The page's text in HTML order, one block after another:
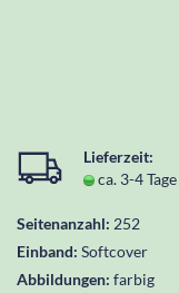
Lieferzeit:
ca. 3-4 Tage
Seitenanzahl: 252
Einband: Softcover
Abbildungen: farbig